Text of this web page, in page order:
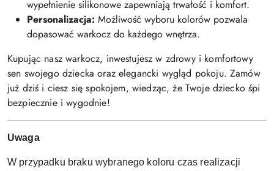
wypełnienie silikonowe zapewniają trwałość i komfort.
Personalizacja: Możliwość wyboru kolorów pozwala
dopasować warkocz do każdego wnętrza.
Kupując nasz warkocz, inwestujesz w zdrowy i komfortowy
sen swojego dziecka oraz elegancki wygląd pokoju. Zamów
już dziś i ciesz się spokojem, wiedząc, że Twoje dziecko śpi
bezpiecznie i wygodnie!
Uwaga
W przypadku braku wybranego koloru czas realizacji